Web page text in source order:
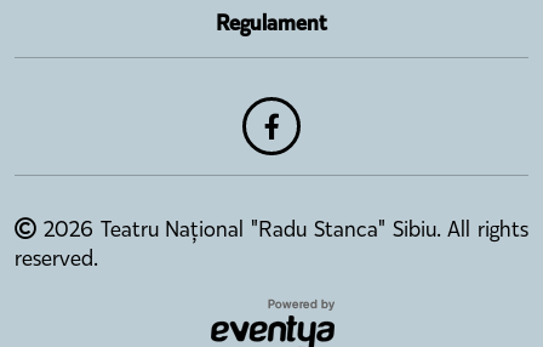
Regulament
2026 Teatru Național "Radu Stanca" Sibiu. All rights
reserved.